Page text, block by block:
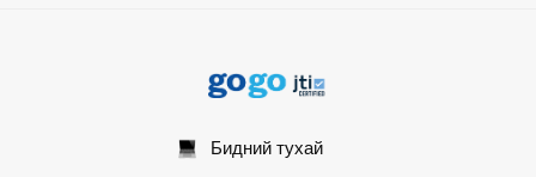
Бидний тухай